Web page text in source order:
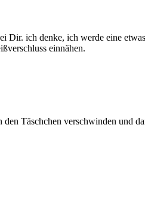
Dir. ich denke, ich werde eine
einnähen.
Täschchen verschwinden und